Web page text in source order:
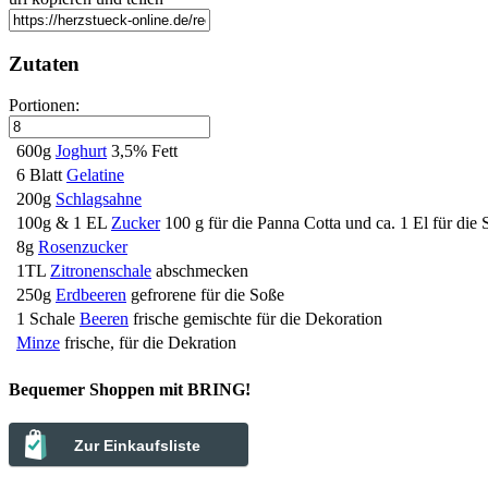
Zutaten
Portionen:
600g Joghurt 3,5% Fett
6 Blatt Gelatine
200g Schlagsahne
100g & 1 EL Zucker 100 g für die Panna Cotta und ca. 1 El für die
8g Rosenzucker
1TL Zitronenschale abschmecken
250g Erdbeeren gefrorene für die Soße
1 Schale Beeren frische gemischte für die Dekoration
Minze frische, für die Dekration
Bequemer Shoppen mit BRING!
Zur Einkaufsliste